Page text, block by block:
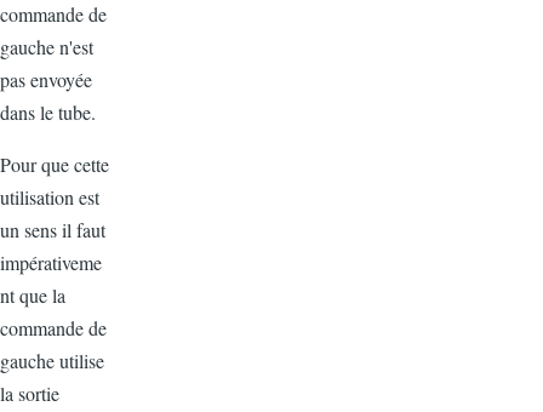
commande de
gauche n'est
pas envoyée
dans le tube.
Pour que cette
utilisation est
un sens il faut
impérativeme
nt que la
commande de
gauche utilise
la sortie